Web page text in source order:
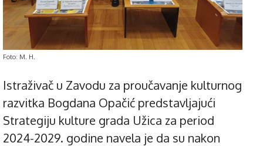
Foto: M. H.
Istraživač u Zavodu za proučavanje kulturnog
razvitka Bogdana Opačić predstavljajući
Strategiju kulture grada Užica za period
2024-2029. godine navela je da su nakon